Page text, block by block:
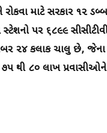
માટે સરકાર ૧૨
સ્ટેશનો પર ૬૮૯૯
૨૪ કલાક ચાલુ છે, જેના
થી ૮૦ લાખ